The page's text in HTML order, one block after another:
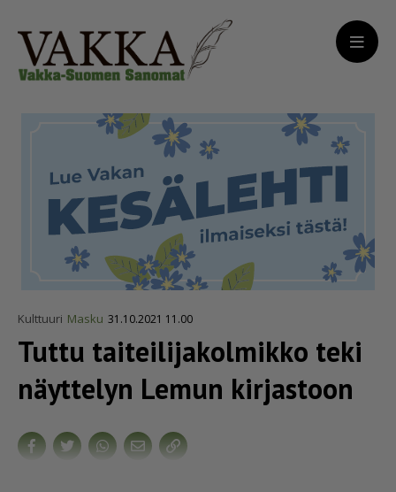
Kulttuuri Masku 31.10.2021 11.00
Tuttu taitei­li­ja­kol­mikko teki
näyttelyn Lemun kirjastoon